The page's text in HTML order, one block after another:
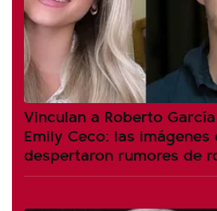
Vinculan a Roberto
Emily Ceco: las imágenes
despertaron rumores de